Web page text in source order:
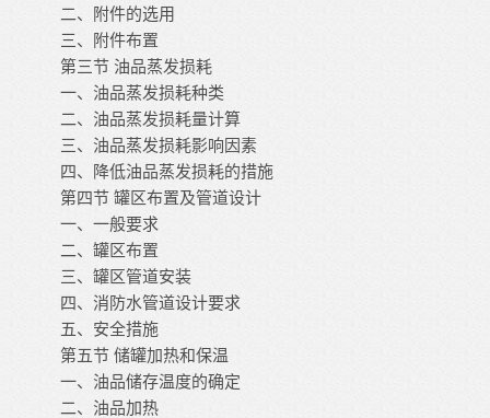
二、附件的选用
三、附件布置
第三节 油品蒸发损耗
一、油品蒸发损耗种类
二、油品蒸发损耗量计算
三、油品蒸发损耗影响因素
四、降低油品蒸发损耗的措施
第四节 罐区布置及管道设计
一、一般要求
二、罐区布置
三、罐区管道安装
四、消防水管道设计要求
五、安全措施
第五节 储罐加热和保温
一、油品储存温度的确定
二、油品加热